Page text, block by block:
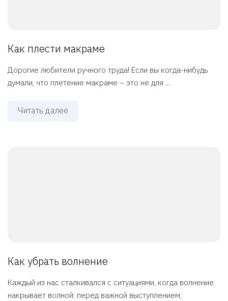
Как плести макраме
Дорогие любители ручного труда! Если вы когда-нибудь
думали, что плетение макраме – это не для ...
Читать далее
Как убрать волнение
Каждый из нас сталкивался с ситуациями, когда волнение
накрывает волной: перед важной выступлением,